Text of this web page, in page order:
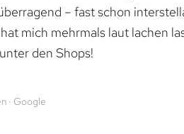
– fast schon
mich mehrmals laut lachen
den Shops!
· Google